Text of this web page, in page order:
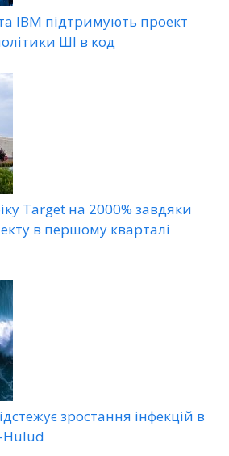
IBM підтримують проект
ШІ в код
Target на 2000% завдяки
в першому кварталі
зростання інфекцій в
Hulud